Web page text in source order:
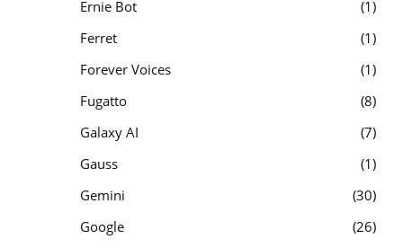
Ernie Bot
1
Ferret
1
Forever Voices
1
Fugatto
8
Galaxy AI
7
Gauss
1
Gemini
30
Google
26